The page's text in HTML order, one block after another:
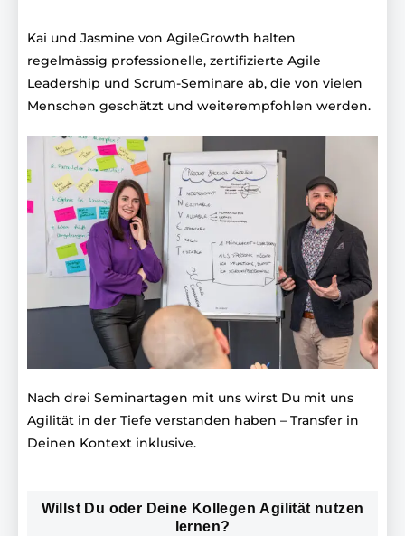
Kai und Jasmine von AgileGrowth halten
regelmässig professionelle, zertifizierte Agile
Leadership und Scrum-Seminare ab, die von vielen
Menschen geschätzt und weiterempfohlen werden.
Nach drei Seminartagen mit uns wirst Du mit uns
Agilität in der Tiefe verstanden haben – Transfer in
Deinen Kontext inklusive.
Willst Du oder Deine Kollegen Agilität nutzen
lernen?